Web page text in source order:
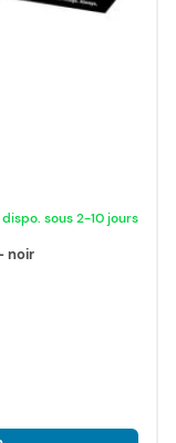
sous 2-10 jours
noir